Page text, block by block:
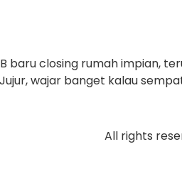
baru closing rumah impian,
wajar banget kalau
All rights